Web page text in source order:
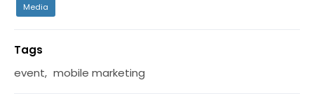
Media
Tags
event, mobile marketing